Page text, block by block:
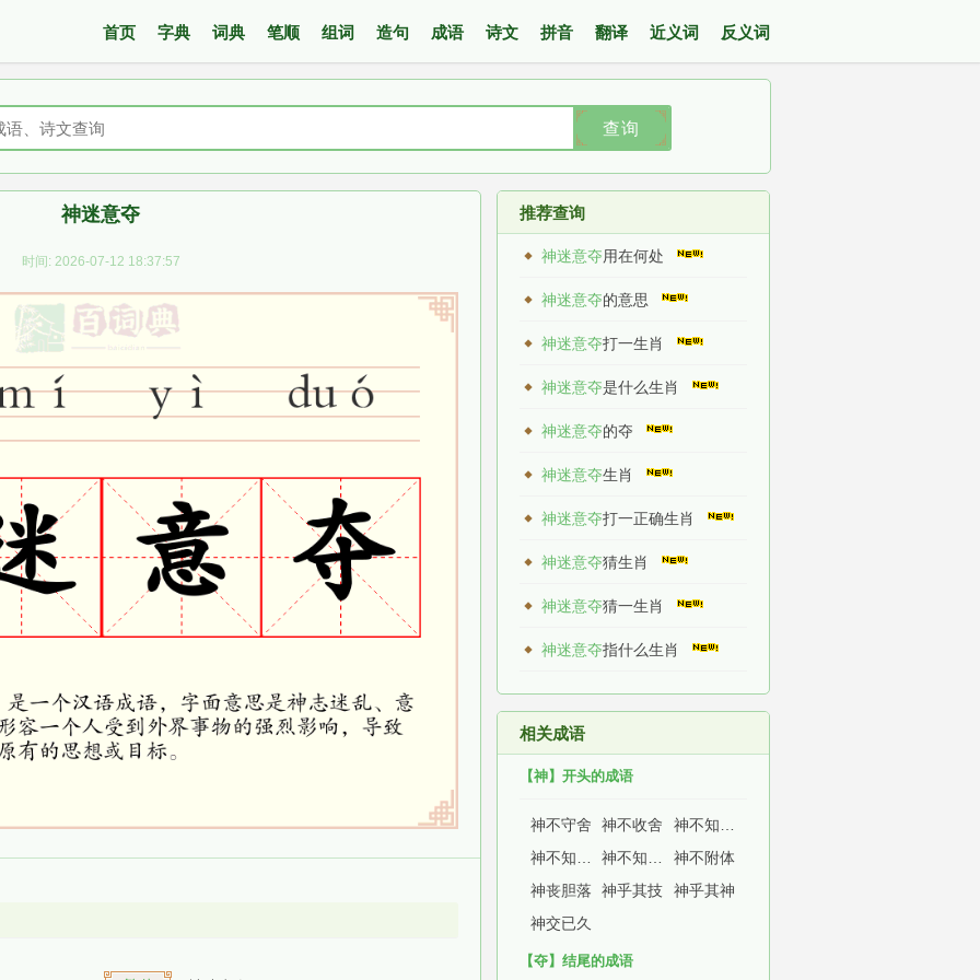
首页 字典 词典 笔顺 组词 造句 成语 诗文 拼音 翻译 近义词 反义词
查询
神迷意夺
时间: 2026-07-12 18:37:57
推荐查询
神迷意夺用在何处
神迷意夺的意思
神迷意夺打一生肖
神迷意夺是什么生肖
神迷意夺的夺
神迷意夺生肖
神迷意夺打一正确生肖
神迷意夺猜生肖
神迷意夺猜一生肖
神迷意夺指什么生肖
相关成语
【神】开头的成语
神不守舍 神不收舍
神不附体
神丧胆落
神乎其技
神乎其神
神交已久
【夺】结尾的成语